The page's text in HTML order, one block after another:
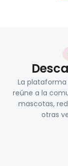
La
reúne a la
mascotas,
otras